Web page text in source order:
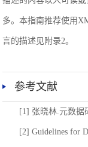
多。本指南推荐使用
言的描述见附录2。
参考文献
[1] 张晓林.元数据
[2] Guidelines for